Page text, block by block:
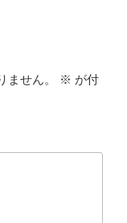
せん。 ※ が付